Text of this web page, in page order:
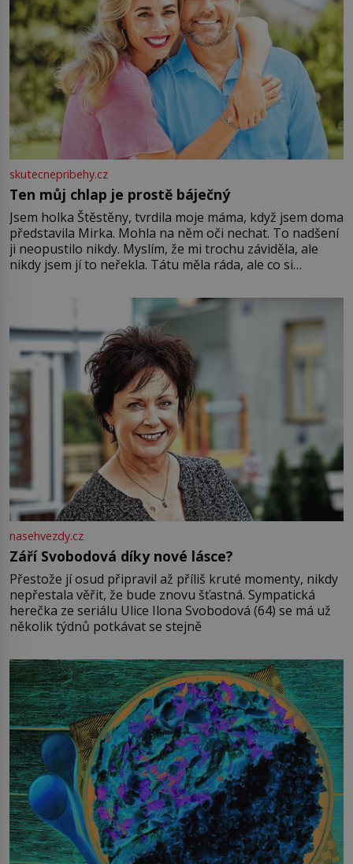
skutecnepribehy.cz
Ten můj chlap je prostě báječný
Jsem holka Štěstěny, tvrdila moje máma, když jsem doma
představila Mirka. Mohla na něm oči nechat. To nadšení
ji neopustilo nikdy. Myslím, že mi trochu záviděla, ale
nikdy jsem jí to neřekla. Tátu měla ráda, ale co si
Jsme spolu moc rádi Tehdy byla jiná doba, když
nasehvezdy.cz
Září Svobodová díky nové lásce?
Přestože jí osud připravil až příliš kruté momenty, nikdy
nepřestala věřit, že bude znovu šťastná. Sympatická
herečka ze seriálu Ulice Ilona Svobodová (64) se má už
několik týdnů potkávat se stejně